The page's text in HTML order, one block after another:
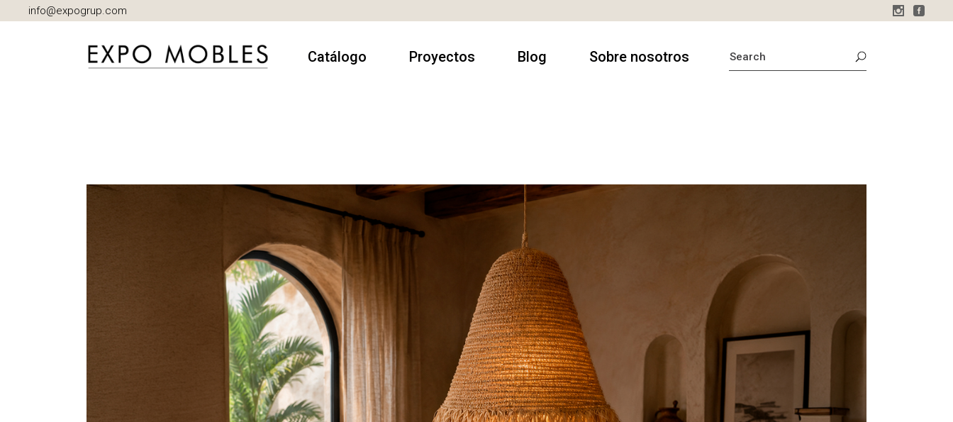
info@expogrup.com
Catálogo
Descanso
Iluminación
Mesas
Salón & Comedor
Sillas & Sillones
Sofás
Taburetes In & Out
Exterior
Proyectos
comerciales
Blog Sobre nosotros
FOR: